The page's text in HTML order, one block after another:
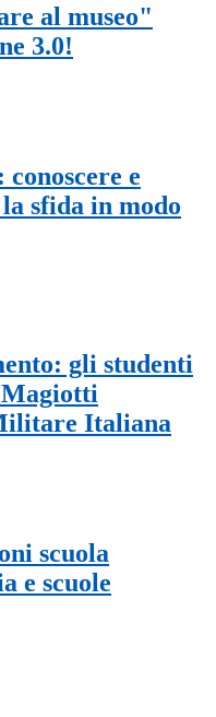
al museo"
3.0!
e
sfida in modo
gli studenti
Magiotti
Italiana
scuola
e scuole